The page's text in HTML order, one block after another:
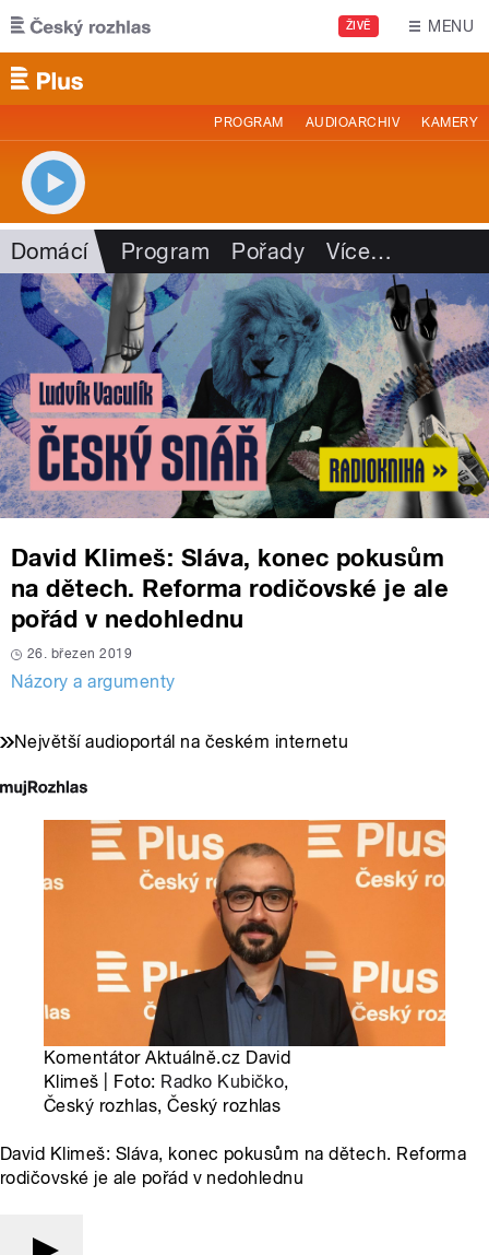
Přejít k hlavnímu obsahu
ŽIVĚ MENU
PROGRAM AUDIOARCHIV KAMERY
Domácí Program Pořady Více…
David Klimeš: Sláva, konec pokusům
na dětech. Reforma rodičovské je ale
pořád v nedohlednu
26. březen 2019
Názory a argumenty
Největší audioportál na českém internetu
Komentátor Aktuálně.cz David
Klimeš | Foto: Radko Kubičko,
Český rozhlas, Český rozhlas
David Klimeš: Sláva, konec pokusům na dětech. Reforma
rodičovské je ale pořád v nedohlednu